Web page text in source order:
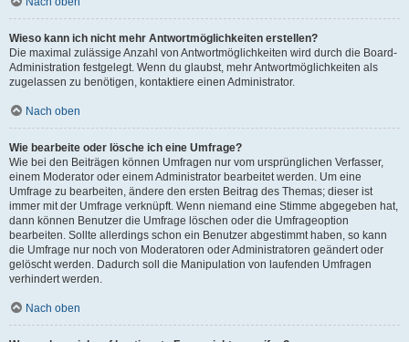
Wieso kann ich nicht mehr Antwortmöglichkeiten erstellen?
Die maximal zulässige Anzahl von Antwortmöglichkeiten wird durch die Board-
Administration festgelegt. Wenn du glaubst, mehr Antwortmöglichkeiten als
zugelassen zu benötigen, kontaktiere einen Administrator.
Nach oben
Wie bearbeite oder lösche ich eine Umfrage?
Wie bei den Beiträgen können Umfragen nur vom ursprünglichen Verfasser,
einem Moderator oder einem Administrator bearbeitet werden. Um eine
Umfrage zu bearbeiten, ändere den ersten Beitrag des Themas; dieser ist
immer mit der Umfrage verknüpft. Wenn niemand eine Stimme abgegeben hat,
dann können Benutzer die Umfrage löschen oder die Umfrageoption
bearbeiten. Sollte allerdings schon ein Benutzer abgestimmt haben, so kann
die Umfrage nur noch von Moderatoren oder Administratoren geändert oder
gelöscht werden. Dadurch soll die Manipulation von laufenden Umfragen
verhindert werden.
Nach oben